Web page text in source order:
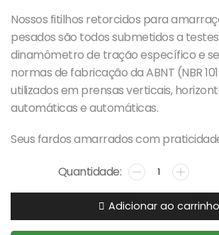
Nossos fitilhos retorcidos para
pesados são todos submetidos a
dinamômetro de tração específico e
normas de fabricação da ABNT (NBR
utilizados em prensas verticais,
automáticas e automáticas.
Seus fardos amarrados com
Fitilho
Retorcido
BT
Colorido
Adicionar ao carrinho